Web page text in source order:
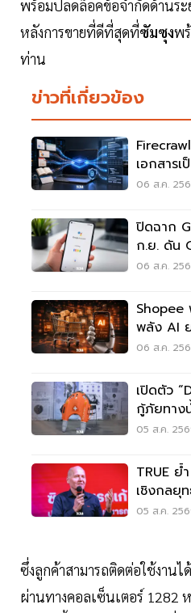
พร้อมปลดล็อคข้อจำกัดด้านระ
หลังการขายที่ดีที่สุดที่ซัมซุงพ
ท่าน
ข่าวที่เกี่ยวข้อง
เอกสาร
มิลลิวินาที
06 ส.ค.
ปิดฉาก
ก.ย. ดัน
Android
06 ส.ค.
Shopee
พลัง AI
ขาย
06 ส.ค.
เปิดตัว
กู้ภัยทาง
นำร่องที่
05 ส.ค.
TRUE ย้
เชิงกลยุ
AI ต่อเนื่
05 ส.ค.
ซึ่งลูกค้าสามารถติดต่อใช้งานไ
ผ่านทางคอลเซ็นเตอร์ 1282